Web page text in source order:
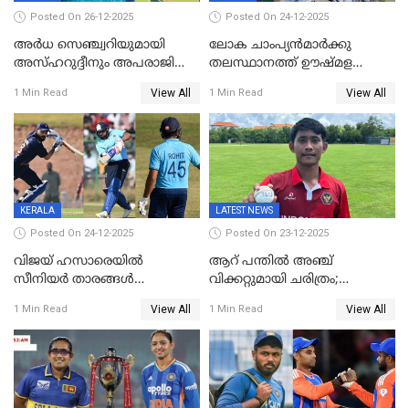
Posted On 26-12-2025
അർധ സെഞ്ച്വറിയുമായി
അസ്ഹറുദ്ദീനും അപരാജിതും
റൺസ് വിജയലക്ഷ്യമുയർത്തി
കേരളം
1 Min Read View All
Posted On 24-12-2025
ലോക ചാംപ്യൻമാർക്കു
തലസ്ഥാനത്ത് ഊഷ്മള
മത്സരം ജയിച്ചാൽ ഇന്ത്യയ്ക്കു
പരമ്പര
1 Min Read View All
KERALA
Posted On 24-12-2025
വിജയ് ഹസാരെയിൽ
സീനിയർ താരങ്ങൾ
സച്ചിന്‍റെ റെക്കോഡ് മറികടന്ന്
കോഹ്‌ലി, രോഹിത്
വാർണർക്കൊപ്പം
1 Min Read View All
LATEST NEWS
Posted On 23-12-2025
ആറ് പന്തിൽ അഞ്ച്
വിക്കറ്റുമായി ചരിത്രം;
റെക്കോഡുമായി
ഇന്തോനേഷ്യൻ താരം
1 Min Read View All